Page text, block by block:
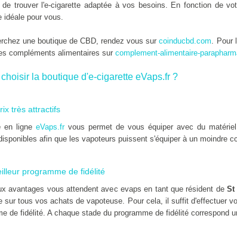
de trouver l'e-cigarette adaptée à vos besoins. En fonction de
idéale pour vous.
une boutique de CBD, rendez vous surcoinducbd.com. Pour
compléments alimentaires sur complement-alimentaire-
la boutique d'e-cigarette eVaps.fr ?
très attractifs
en ligneeVaps.frvous permet de vous équiper avec du
afin que les vapoteurs puissent s'équiper à un moindre
programme de fidélité
avantages vous attendent avec evaps en tant que résident deSt
sur tous vos achats de vapoteuse. Pour cela, il suffit d'effectuer
de fidélité. A chaque stade du programme de fidélité